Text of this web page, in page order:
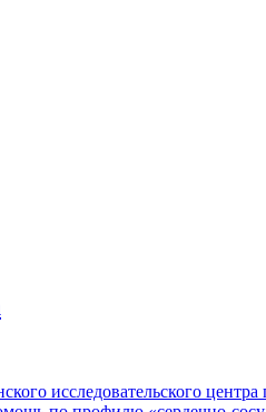
исследовательского центра